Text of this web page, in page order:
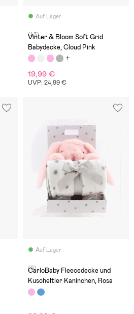
Auf Lager
(43)
Vinter & Bloom Soft Grid
Babydecke, Cloud Pink
19,99 €
UVP: 24,99 €
Auf Lager
(9)
CarloBaby Fleecedecke und
Kuscheltier Kaninchen, Rosa